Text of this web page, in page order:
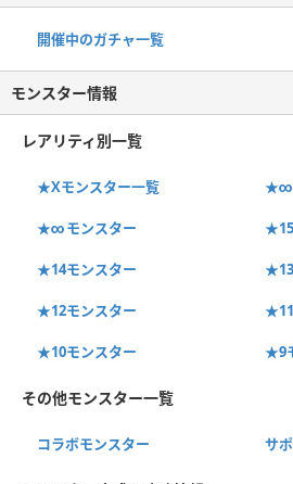
開催中のガチャ一覧
モンスター情報
レアリティ別一覧
★Xモンスター一覧
★∞モンスター ★15
★14モンスター ★13
★12モンスター ★11
★10モンスター ★9
その他モンスター一覧
コラボモンスター サ